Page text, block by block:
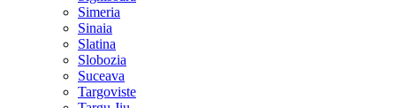
Simeria
Sinaia
Slatina
Slobozia
Suceava
Targoviste